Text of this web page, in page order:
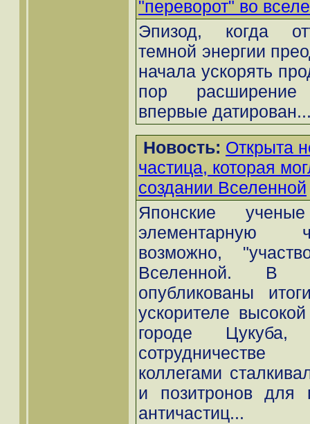
"переворот" во
Эпизод, когда
темной энергии
начала ускорять
пор
впервые
Новость: Открыта
частица, которая
создании Вселенной
Японские
элементарную
возможно,
Вселенной. В
опубликованы
ускорителе
городе
коллегами
и позитронов для
античастиц...